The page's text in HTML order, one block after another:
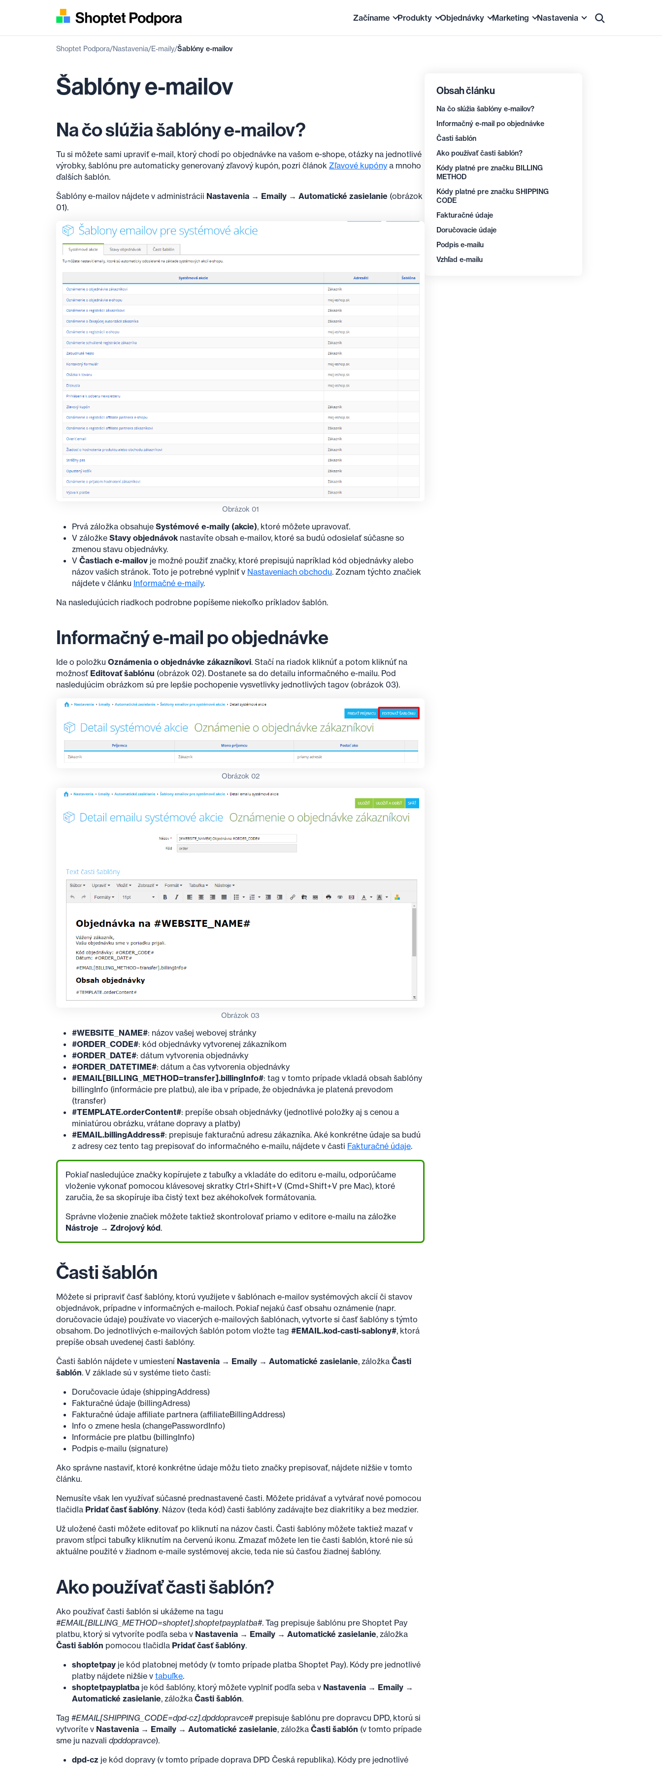
Začíname
Tipy pre začiatočníkov
Často kladené otázky
Produkty
Prezentácia produktov
Predaj na marketplaces
Objednávky
Logistika
Platby a financovanie
Štatistiky
Marketing
Newslettery
Prepojenie s externými službami
Nastavenia
Shoptet Podpora Nastavenia E-maily Šablóny e-mailov
Obsah článku
Na čo slúžia šablóny e-mailov?
Informačný e-mail po objednávke
Časti šablón
Ako používať časti šablón?
Kódy platné pre značku BILLING
METHOD
Kódy platné pre značku SHIPPING
CODE
Fakturačné údaje
Doručovacie údaje
Podpis e-mailu
Vzhľad e-mailu
Šablóny e-mailov
Na čo slúžia šablóny e-mailov?
Tu si môžete sami upraviť e-mail, ktorý chodí po objednávke na vašom e-shope, otázky na jednotlivé
výrobky, šablónu pre automaticky generovaný zľavový kupón, pozri článok Zľavové kupóny a mnoho
ďalších šablón.
Šablóny e-mailov nájdete v administrácii Nastavenia → Emaily → Automatické zasielanie (obrázok
01).
Obrázok 01
Prvá záložka obsahuje Systémové e-maily (akcie), ktoré môžete upravovať.
V záložke Stavy objednávok nastavíte obsah e-mailov, ktoré sa budú odosielať súčasne so
zmenou stavu objednávky.
V Častiach e-mailov je možné použiť značky, ktoré prepisujú napríklad kód objednávky alebo
názov vašich stránok. Toto je potrebné vyplniť v Nastaveniach obchodu. Zoznam týchto značiek
nájdete v článku Informačné e-maily.
Na nasledujúcich riadkoch podrobne popíšeme niekoľko príkladov šablón.
Informačný e-mail po objednávke
Ide o položku Oznámenia o objednávke zákazníkovi. Stačí na riadok kliknúť a potom kliknúť na
možnosť Editovať šablónu (obrázok 02). Dostanete sa do detailu informačného e-mailu. Pod
nasledujúcim obrázkom sú pre lepšie pochopenie vysvetlivky jednotlivých tagov (obrázok 03).
Obrázok 02
Obrázok 03
#WEBSITE NAME#: názov vašej webovej stránky
#ORDER CODE#: kód objednávky vytvorenej zákazníkom
#ORDER DATE#: dátum vytvorenia objednávky
#ORDER DATETIME#: dátum a čas vytvorenia objednávky
#EMAIL[BILLING METHOD=transfer].billingInfo#: tag v tomto prípade vkladá obsah šablóny
billingInfo (informácie pre platbu), ale iba v prípade, že objednávka je platená prevodom
(transfer)
#TEMPLATE.orderContent#: prepíše obsah objednávky (jednotlivé položky aj s cenou a
miniatúrou obrázku, vrátane dopravy a platby)
#EMAIL.billingAddress#: prepisuje fakturačnú adresu zákazníka. Aké konkrétne údaje sa budú
z adresy cez tento tag prepisovať do informačného e-mailu, nájdete v časti Fakturačné údaje.
Pokiaľ nasledujúce značky kopírujete z tabuľky a vkladáte do editoru e-mailu, odporúčame
vloženie vykonať pomocou klávesovej skratky Ctrl+Shift+V (Cmd+Shift+V pre Mac), ktoré
zaručia, že sa skopíruje iba čistý text bez akéhokoľvek formátovania.
Správne vloženie značiek môžete taktiež skontrolovať priamo v editore e-mailu na záložke
Nástroje → Zdrojový kód.
Časti šablón
Môžete si pripraviť časť šablóny, ktorú využijete v šablónach e-mailov systémových akcií či stavov
objednávok, prípadne v informačných e-mailoch. Pokiaľ nejakú časť obsahu oznámenie (napr.
doručovacie údaje) používate vo viacerých e-mailových šablónach, vytvorte si časť šablóny s týmto
obsahom. Do jednotlivých e-mailových šablón potom vložte tag #EMAIL.kod-casti-sablony#, ktorá
prepíše obsah uvedenej časti šablóny.
Časti šablón nájdete v umiestení Nastavenia → Emaily → Automatické zasielanie, záložka Časti
šablón. V základe sú v systéme tieto časti:
Doručovacie údaje (shippingAddress)
Fakturačné údaje (billingAdress)
Fakturačné údaje affiliate partnera (affiliateBillingAddress)
Info o zmene hesla (changePasswordInfo)
Informácie pre platbu (billingInfo)
Podpis e-mailu (signature)
Ako správne nastaviť, ktoré konkrétne údaje môžu tieto značky prepisovať, nájdete nižšie v tomto
článku.
Nemusíte však len využívať súčasné prednastavené časti. Môžete pridávať a vytvárať nové pomocou
tlačidla Pridať časť šablóny. Názov (teda kód) časti šablóny zadávajte bez diakritiky a bez medzier.
Už uložené časti môžete editovať po kliknutí na názov časti. Časti šablóny môžete taktiež mazať v
pravom stĺpci tabuľky kliknutím na červenú ikonu. Zmazať môžete len tie časti šablón, ktoré nie sú
aktuálne použité v žiadnom e-maile systémovej akcie, teda nie sú časťou žiadnej šablóny.
Ako používať časti šablón?
Ako používať časti šablón si ukážeme na tagu
#EMAIL[BILLING METHOD=shoptet].shoptetpayplatba#. Tag prepisuje šablónu pre Shoptet Pay
platbu, ktorý si vytvoríte podľa seba v Nastavenia → Emaily → Automatické zasielanie, záložka
Časti šablón pomocou tlačidla Pridať časť šablóny.
shoptetpay je kód platobnej metódy (v tomto prípade platba Shoptet Pay). Kódy pre jednotlivé
platby nájdete nižšie v tabuľke.
shoptetpayplatba je kód šablóny, ktorý môžete vyplniť podľa seba v Nastavenia → Emaily →
Automatické zasielanie, záložka Časti šablón.
Tag #EMAIL[SHIPPING CODE=dpd-cz].dpddopravce#prepisuje šablónu pre dopravcu DPD, ktorú si
vytvoríte v Nastavenia → Emaily → Automatické zasielanie, záložka Časti šablón (v tomto prípade
sme ju nazvali dpddopravce).
dpd-cz je kód dopravy (v tomto prípade doprava DPD Česká republika). Kódy pre jednotlivé